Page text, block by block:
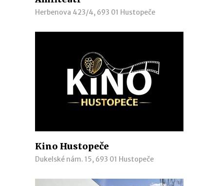
Herbenova 423/4, 693 01 Hustopeče
Kino Hustopeče
Dukelské nám. 15, 693 01 Hustopeče